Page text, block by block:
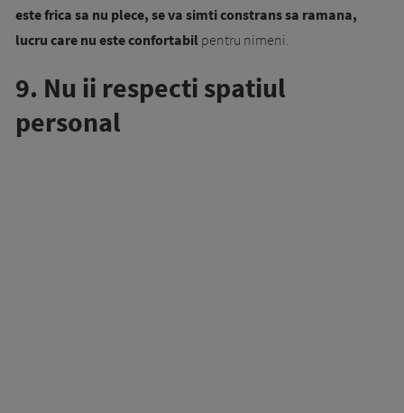
este frica sa nu plece, se va simti constrans sa ramana,
lucru care nu este confortabil pentru nimeni.
9. Nu ii respecti spatiul
personal